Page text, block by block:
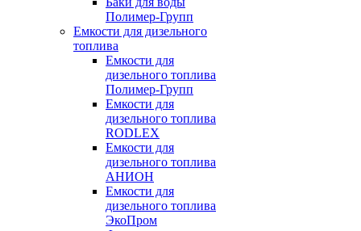
Полимер-Групп
Емкости для дизельного
топлива
Емкости для
дизельного топлива
Полимер-Групп
Емкости для
дизельного топлива
RODLEX
Емкости для
дизельного топлива
АНИОН
Емкости для
дизельного топлива
ЭкоПром